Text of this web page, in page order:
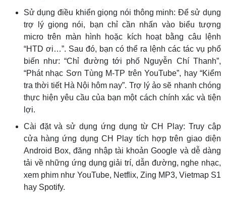
Sử dụng điều khiển giọng nói thông minh: Để sử dụng
trợ lý giọng nói, bạn chỉ cần nhấn vào biểu tượng
micro trên màn hình hoặc kích hoạt bằng câu lệnh
“HTD ơi…”. Sau đó, bạn có thể ra lệnh các tác vụ phổ
biến như: “Chỉ đường tới phố Nguyễn Chí Thanh”,
“Phát nhạc Sơn Tùng M-TP trên YouTube”, hay “Kiểm
tra thời tiết Hà Nội hôm nay”. Trợ lý ảo sẽ nhanh chóng
thực hiện yêu cầu của bạn một cách chính xác và tiện
lợi.
Cài đặt và sử dụng ứng dụng từ CH Play: Truy cập
cửa hàng ứng dụng CH Play tích hợp trên giao diện
Android Box, đăng nhập tài khoản Google và dễ dàng
tải về những ứng dụng giải trí, dẫn đường, nghe nhạc,
xem phim như YouTube, Netflix, Zing MP3, Vietmap S1
hay Spotify.